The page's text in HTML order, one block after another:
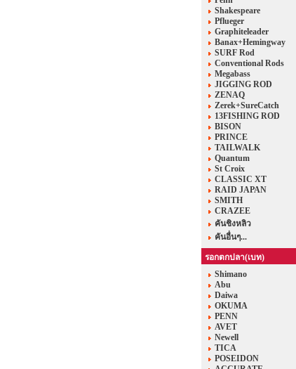
Shakespeare
Pflueger
Graphiteleader
Banax+Hemingway
SURF Rod
Conventional Rods
Megabass
JIGGING ROD
ZENAQ
Zerek+SureCatch
13FISHING ROD
BISON
PRINCE
TAILWALK
Quantum
St Croix
CLASSIC XT
RAID JAPAN
SMITH
CRAZEE
คันชิงหลิว
คันอื่นๆ...
รอกตกปลา(เบท)
Shimano
Abu
Daiwa
OKUMA
PENN
AVET
Newell
TICA
POSEIDON